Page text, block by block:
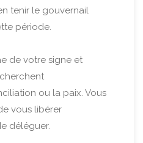
tenir le gouvernail
période.
de votre signe et
ou la paix. Vous
vous libérer
déléguer.